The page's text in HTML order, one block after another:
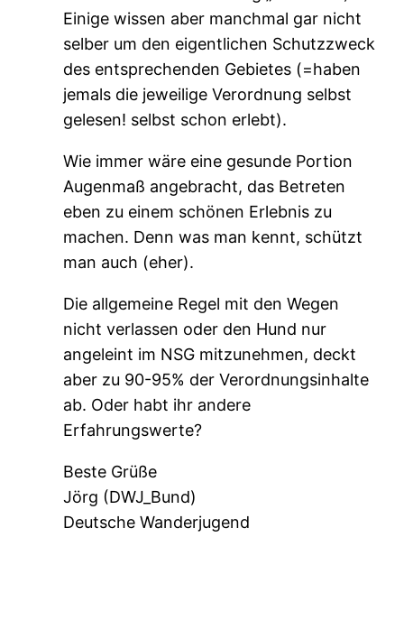
Einige wissen aber manchmal gar nicht
selber um den eigentlichen Schutzzweck
des entsprechenden Gebietes (=haben
jemals die jeweilige Verordnung selbst
gelesen! selbst schon erlebt).
Wie immer wäre eine gesunde Portion
Augenmaß angebracht, das Betreten
eben zu einem schönen Erlebnis zu
machen. Denn was man kennt, schützt
man auch (eher).
Die allgemeine Regel mit den Wegen
nicht verlassen oder den Hund nur
angeleint im NSG mitzunehmen, deckt
aber zu 90-95% der Verordnungsinhalte
ab. Oder habt ihr andere
Erfahrungswerte?
Beste Grüße
Jörg (DWJ_Bund)
Deutsche Wanderjugend